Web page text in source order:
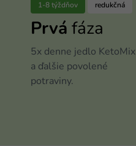
1-8 týždňov redukčná
Prvá fáza
5x denne jedlo KetoMix
a ďalšie povolené
potraviny.